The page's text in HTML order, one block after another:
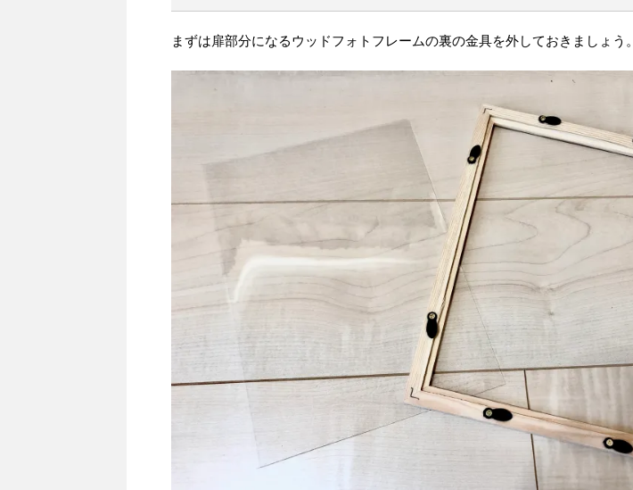
まずは扉部分になるウッドフォトフレームの裏の金具を外しておきましょう。